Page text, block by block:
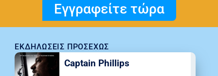
Εγγραφείτε τώρα
ΕΚΔΗΛΏΣΕΙΣ ΠΡΟΣΕΧΏΣ
Captain Phillips